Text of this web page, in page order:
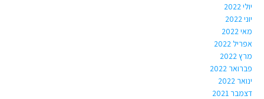
יולי 2022
יוני 2022
מאי 2022
אפריל 2022
מרץ 2022
פברואר 2022
ינואר 2022
דצמבר 2021